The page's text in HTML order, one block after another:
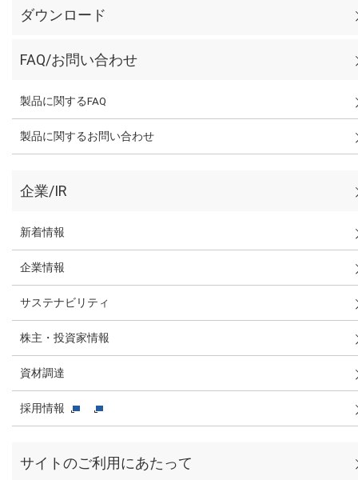
ダウンロード
FAQ/お問い合わせ
製品に関するFAQ
製品に関するお問い合わせ
企業/IR
新着情報
企業情報
サステナビリティ
株主・投資家情報
資材調達
採用情報
サイトのご利用にあたって